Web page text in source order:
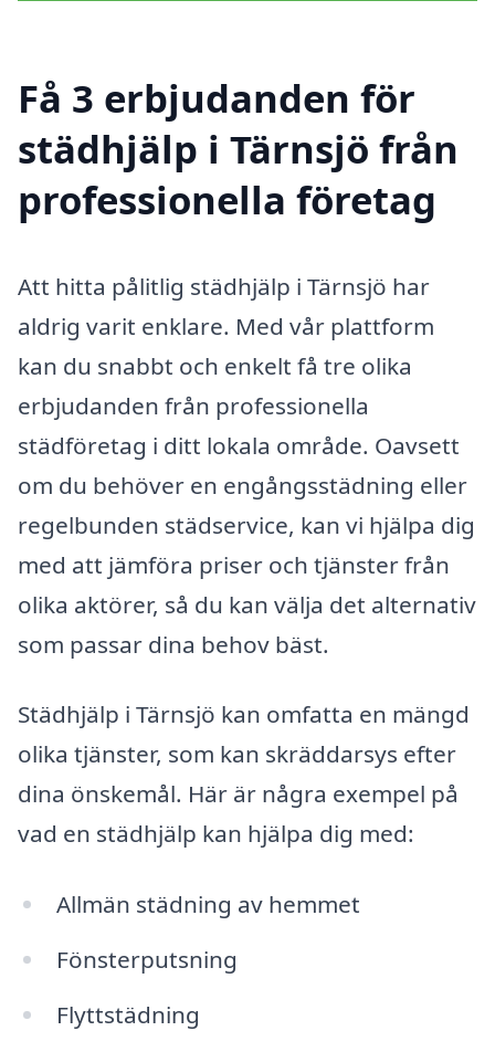
Få 3 erbjudanden för
städhjälp i Tärnsjö från
professionella företag
Att hitta pålitlig städhjälp i Tärnsjö har
aldrig varit enklare. Med vår plattform
kan du snabbt och enkelt få tre olika
erbjudanden från professionella
städföretag i ditt lokala område. Oavsett
om du behöver en engångsstädning eller
regelbunden städservice, kan vi hjälpa dig
med att jämföra priser och tjänster från
olika aktörer, så du kan välja det alternativ
som passar dina behov bäst.
Städhjälp i Tärnsjö kan omfatta en mängd
olika tjänster, som kan skräddarsys efter
dina önskemål. Här är några exempel på
vad en städhjälp kan hjälpa dig med:
Allmän städning av hemmet
Fönsterputsning
Flyttstädning